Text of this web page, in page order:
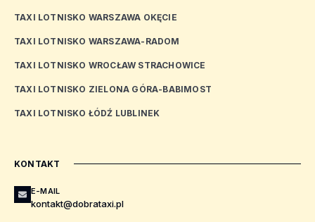
TAXI LOTNISKO WARSZAWA OKĘCIE
TAXI LOTNISKO WARSZAWA-RADOM
TAXI LOTNISKO WROCŁAW STRACHOWICE
TAXI LOTNISKO ZIELONA GÓRA-BABIMOST
TAXI LOTNISKO ŁÓDŹ LUBLINEK
KONTAKT
E-MAIL
kontakt@dobrataxi.pl